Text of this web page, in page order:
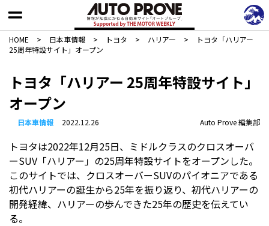
HOME > 日本車情報​ > トヨタ > ハリアー >
トヨタ「ハリアー
25周年特設サイト」オープン
トヨタ「ハリアー 25周年特設サイト」
オープン
日本車情報​ 2022.12.26 Auto Prove 編集部
トヨタは2022年12月25日、ミドルクラスのクロスオーバ
ーSUV「ハリアー」の25周年特設サイトをオープンした。
このサイトでは、クロスオーバーSUVのパイオニアである
初代ハリアーの誕生から25年を振り返り、初代ハリアーの
開発経緯、ハリアーの歩んできた25年の歴史を伝えてい
る。